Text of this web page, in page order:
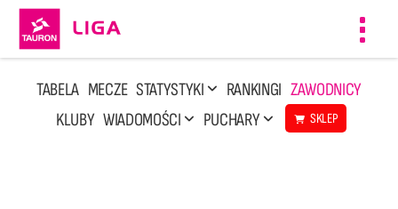
TABELA MECZE STATYSTYKI RANKINGI ZAWODNICY
KLUBY WIADOMOŚCI PUCHARY SKLEP